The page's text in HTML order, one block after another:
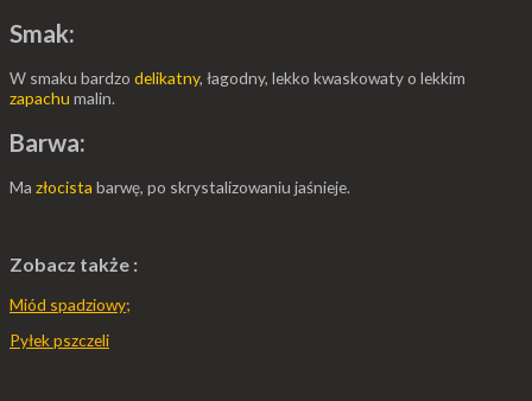
Smak:
W smaku bardzo delikatny, łagodny, lekko kwaskowaty o lekkim
zapachu malin.
Barwa:
Ma złocista barwę, po skrystalizowaniu jaśnieje.
Zobacz także :
Miód spadziowy;
Pyłek pszczeli